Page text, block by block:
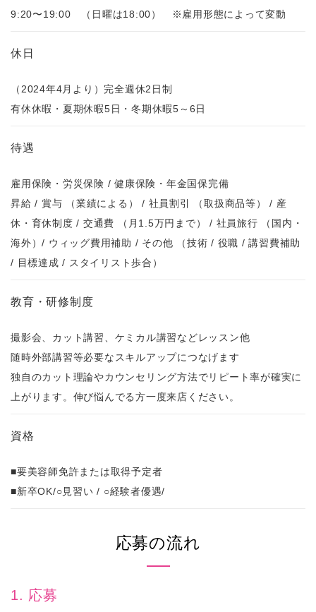
9:20〜19:00 （日曜は18:00） ※雇用形態によって変動
休日
（2024年4月より）完全週休2日制
有休休暇・夏期休暇5日・冬期休暇5～6日
待遇
雇用保険・労災保険 / 健康保険・年金国保完備
昇給 / 賞与 （業績による） / 社員割引 （取扱商品等） / 産
休・育休制度 / 交通費 （月1.5万円まで） / 社員旅行 （国内・
海外）/ ウィッグ費用補助 / その他 （技術 / 役職 / 講習費補助
/ 目標達成 / スタイリスト歩合）
教育・研修制度
撮影会、カット講習、ケミカル講習などレッスン他
随時外部講習等必要なスキルアップにつなげます
独自のカット理論やカウンセリング方法でリピート率が確実に
上がります。伸び悩んでる方一度来店ください。
資格
■要美容師免許または取得予定者
■新卒OK/○見習い / ○経験者優遇/
応募の流れ
1. 応募